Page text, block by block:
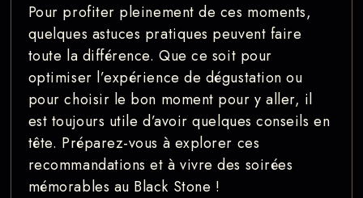
Pour profiter pleinement de ces moments,
quelques astuces pratiques peuvent faire
toute la différence. Que ce soit pour
optimiser l’expérience de dégustation ou
pour choisir le bon moment pour y aller, il
est toujours utile d’avoir quelques conseils en
tête. Préparez-vous à explorer ces
recommandations et à vivre des soirées
mémorables au Black Stone !